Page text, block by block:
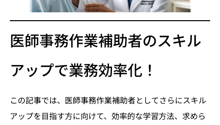
医師事務作業補助者のスキル
アップで業務効率化！
この記事では、医師事務作業補助者としてさらにスキル
アップを目指す方に向けて、効率的な学習方法、求めら